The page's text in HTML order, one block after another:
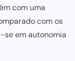
com uma
com os
se em autonomia